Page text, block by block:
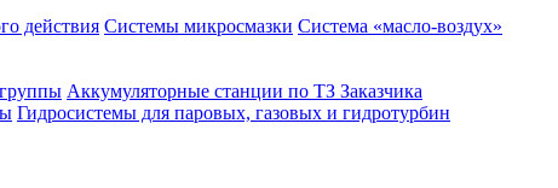
действия Системы микросмазки Система «масло-воздух»
Аккумуляторные станции по ТЗ Заказчика
Гидросистемы для паровых, газовых и гидротурбин